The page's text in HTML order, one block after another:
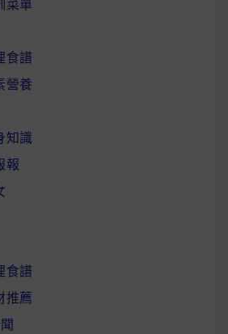
菜單
食譜
營養
知識
報
食譜
推薦